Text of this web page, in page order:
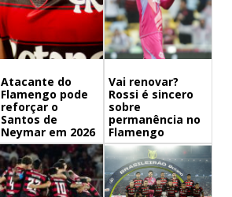
Atacante do
Flamengo pode
reforçar o
Santos de
Neymar em 2026
Vai renovar?
Rossi é sincero
sobre
permanência no
Flamengo